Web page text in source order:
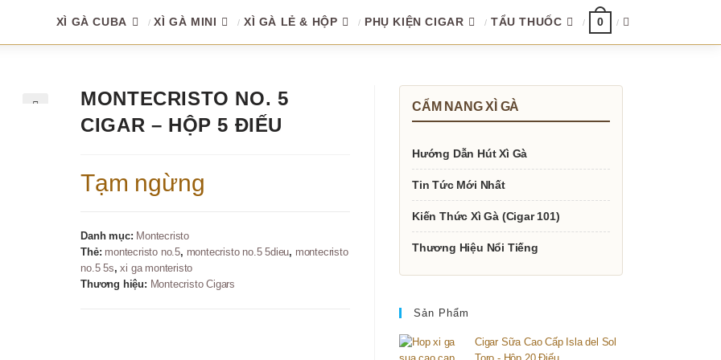
XÌ GÀ CUBA XÌ GÀ MINI XÌ GÀ LẺ & HỘP PHỤ KIỆN CIGAR TẨU THUỐC 0 TOGGLE
MONTECRISTO NO. 5
CIGAR – HỘP 5 ĐIẾU
Tạm ngừng
Danh mục: Montecristo
Thẻ: montecristo no.5, montecristo no.5 5dieu, montecristo
no.5 5s,xi ga monteristo
Thương hiệu: Montecristo Cigars
CẨM NANG XÌ GÀ
Hướng Dẫn Hút Xì Gà
Tin Tức Mới Nhất
Kiến Thức Xì Gà (Cigar 101)
Thương Hiệu Nổi Tiếng
Sản Phẩm
Cigar Sữa Cao Cấp Isla del Sol